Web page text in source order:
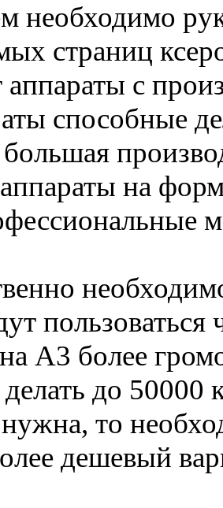
необходимо
страниц
с
способные
большая
на
А3 более
до 50000
то
дешевый